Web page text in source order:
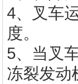
4、叉车
度。
5、当叉
冻裂发动